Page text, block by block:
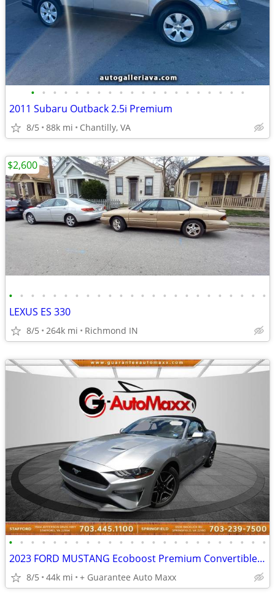
• • • • • • • • • • • • • • • • • • • •
2011 Subaru Outback 2.5i Premium
8/5 88k mi Chantilly, VA
• • • • • • • • • • • • • • • • • • • • • • • •
LEXUS ES 330
8/5 264k mi Richmond IN
$2,600
• • • • • • • • • • • • • • • • • • • • • • • •
2023 FORD MUSTANG Ecoboost Premium Convertible RWD ~ WE FINANCE BAD CREDIT
8/5 44k mi + Guarantee Auto Maxx